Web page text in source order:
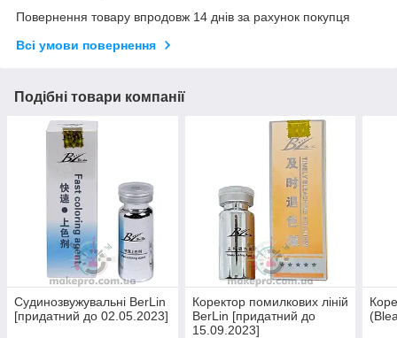
Повернення товару впродовж 14 днів за рахунок покупця
Всі умови повернення
Подібні товари компанії
Судинозвужувальні BerLin
[придатний до 02.05.2023]
Коректор помилкових ліній
BerLin [придатний до
15.09.2023]